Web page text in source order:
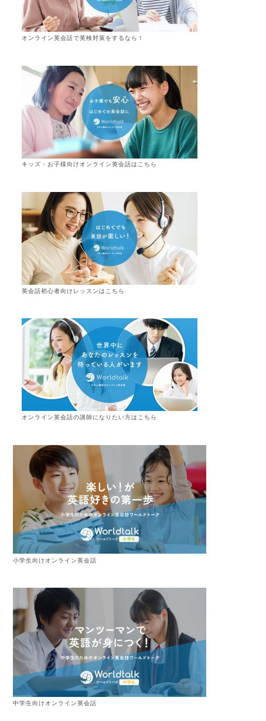
オンライン英会話で英検対策をするなら！
キッズ・お子様向けオンライン英会話はこちら
英会話初心者向けレッスンはこちら
オンライン英会話の講師になりたい方はこちら
小学生向けオンライン英会話
中学生向けオンライン英会話